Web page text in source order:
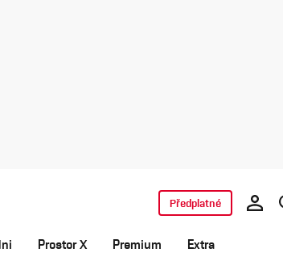
Prostor X Premium Extra
Předplatné